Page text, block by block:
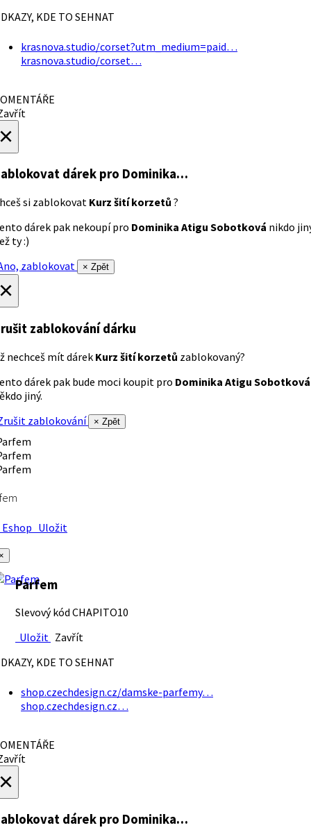
KDE TO SEHNAT
krasnova.studio/corset?utm_medium=paid…
krasnova.studio/corset…
dárek pro Dominika…
si zablokovat Kurz šití korzetů ?
dárek pak nekoupí pro Dominika Atigu Sobotková nikdo
ty :)
zablokovat
× Zpět
zablokování dárku
nechceš mít dárek Kurz šití korzetů zablokovaný?
dárek pak bude moci koupit pro Dominika Atigu Sobotková
jiný.
zablokování
× Zpět
Uložit
Parfem
Slevový kód CHAPITO10
Uložit Zavřít
KDE TO SEHNAT
shop.czechdesign.cz/damske-parfemy…
shop.czechdesign.cz…
dárek pro Dominika…